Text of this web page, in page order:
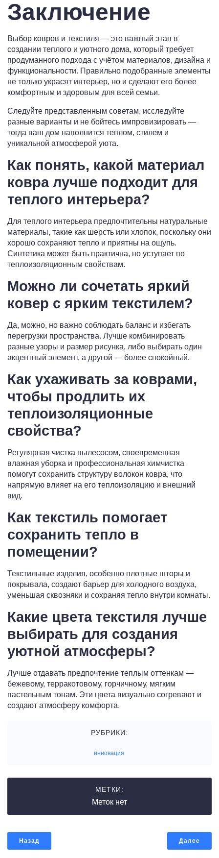
Заключение
Выбор ковров и текстиля — это важный этап в
создании теплого и уютного дома, который требует
продуманного подхода с учётом материалов, дизайна и
функциональности. Правильно подобранные элементы
не только украсят интерьер, но и сделают его более
комфортным и здоровым для всей семьи.
Следуйте представленным советам, исследуйте
разные варианты и не бойтесь импровизировать —
тогда ваш дом наполнится теплом, стилем и
уникальной атмосферой уюта.
Как понять, какой материал
ковра лучше подходит для
теплого интерьера?
Для теплого интерьера предпочтительны натуральные
материалы, такие как шерсть или хлопок, поскольку они
хорошо сохраняют тепло и приятны на ощупь.
Синтетика может быть практична, но уступает по
теплоизоляционным свойствам.
Можно ли сочетать яркий
ковер с ярким текстилем?
Да, можно, но важно соблюдать баланс и избегать
перегрузки пространства. Лучше комбинировать
разные узоры и размер рисунка, либо выбирать один
акцентный элемент, а другой — более спокойный.
Как ухаживать за коврами,
чтобы продлить их
теплоизоляционные
свойства?
Регулярная чистка пылесосом, своевременная
влажная уборка и профессиональная химчистка
помогут сохранить структуру волокон ковра, что
напрямую влияет на его теплоизоляцию и внешний
вид.
Как текстиль помогает
сохранить тепло в
помещении?
Текстильные изделия, особенно плотные шторы и
покрывала, создают барьер для холодного воздуха,
уменьшая сквозняки и сохраняя тепло внутри комнаты.
Какие цвета текстиля лучше
выбирать для создания
уютной атмосферы?
Лучше отдавать предпочтение теплым оттенкам —
бежевому, терракотовому, горчичному, мягким
пастельным тонам. Эти цвета визуально согревают и
создают атмосферу комфорта.
РУБРИКИ:
инновация
МЕТКИ:
Меток нет
Назад Далее